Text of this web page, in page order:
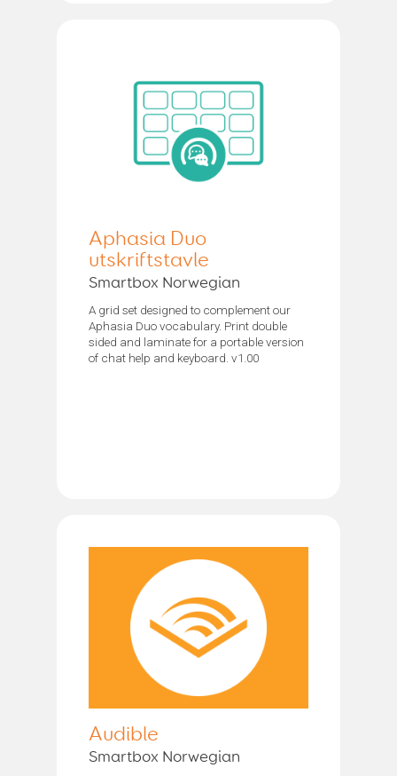
Aphasia Duo
utskriftstavle
Smartbox Norwegian
A grid set designed to complement our
Aphasia Duo vocabulary. Print double
sided and laminate for a portable version
of chat help and keyboard. v1.00
Audible
Smartbox Norwegian